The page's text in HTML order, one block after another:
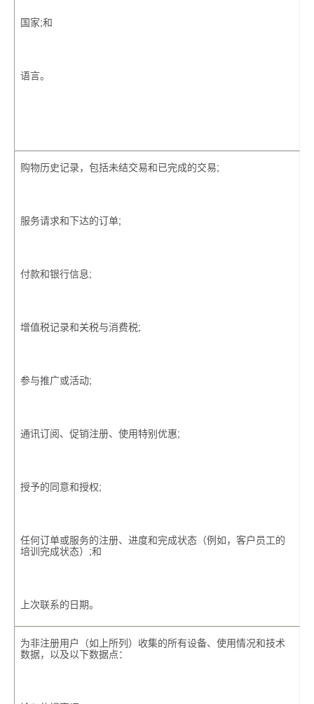
国家;和
语言。
购物历史记录，包括未结交易和已完成的交易;
服务请求和下达的订单;
付款和银行信息;
增值税记录和关税与消费税;
参与推广或活动;
通讯订阅、促销注册、使用特别优惠;
授予的同意和授权;
任何订单或服务的注册、进度和完成状态（例如，客户员工的
培训完成状态）;和
上次联系的日期。
为非注册用户（如上所列）收集的所有设备、使用情况和技术
数据，以及以下数据点：